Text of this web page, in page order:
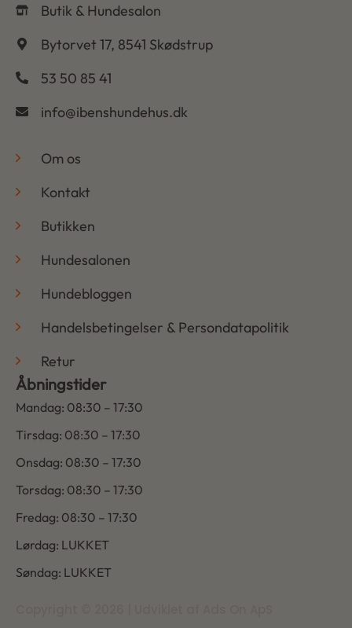
Butik & Hundesalon
Bytorvet 17, 8541 Skødstrup
53 50 85 41
info@ibenshundehus.dk
Om os
Kontakt
Butikken
Hundesalonen
Hundebloggen
Handelsbetingelser & Persondatapolitik
Retur
Åbningstider
Mandag: 08:30 – 17:30
Tirsdag: 08:30 – 17:30
Onsdag: 08:30 – 17:30
Torsdag: 08:30 – 17:30
Fredag: 08:30 – 17:30
Lørdag: LUKKET
Søndag: LUKKET